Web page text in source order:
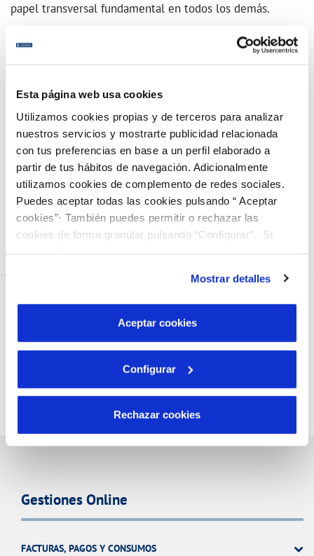
Esta página web usa cookies
Utilizamos cookies propias y de terceros para analizar
nuestros servicios y mostrarte publicidad relacionada
con tus preferencias en base a un perfil elaborado a
partir de tus hábitos de navegación. Adicionalmente
utilizamos cookies de complemento de redes sociales.
Puedes aceptar todas las cookies pulsando “ Aceptar
cookies”· También puedes permitir o rechazar las
cookies de forma granular pulsando “Configurar”. Si
son indispensables para que el sitio web funcione y que
por tanto no se pueden desactivar. Puedes consultar
más información en nuestraPolítica de Cookies
Mostrar detalles
Aceptar cookies
Configurar
Rechazar cookies
papel transversal fundamental en todos los demás.
En base a estos objetivos, en Canaragua hemos elaborado
Global Plan, que estamos aplicando para el período 2017-
2021. Se trata de 10 compromisos en sostenibilidad
ambiental y acción social, con la innovación y el
establecimiento de alianzas como ejes transversales y ese
plan empieza a dar sus frutos.
LINK a la entrevista - Radio 7.7
Gestiones Online
FACTURAS, PAGOS Y CONSUMOS